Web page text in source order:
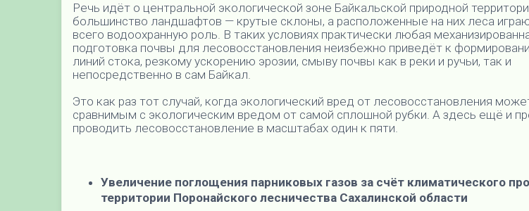
Речь идёт о центральной экологической зоне Байкальской природной
большинство ландшафтов — крутые склоны, а расположенные на них леса
всего водоохранную роль. В таких условиях практически любая
подготовка почвы для лесовосстановления неизбежно приведёт к
линий стока, резкому ускорению эрозии, смыву почвы как в реки и ручьи, так и
непосредственно в сам Байкал.
Это как раз тот случай, когда экологический вред от лесовосстановления
сравнимым с экологическим вредом от самой сплошной рубки. А здесь ещё и
проводить лесовосстановление в масштабах один к пяти.
Увеличение поглощения парниковых газов за счёт климатического
территории Поронайского лесничества Сахалинской области